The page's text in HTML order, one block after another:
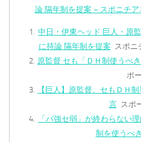
論 隔年制を提案 – スポニチア
中日・伊東ヘッド 巨人・原
に持論 隔年制を提案 スポニ
原監督 セも「ＤＨ制使うべ
ポ
【巨人】原監督、セもＤＨ
言 スポ
「パ強セ弱」が終わらない
制を使うべき